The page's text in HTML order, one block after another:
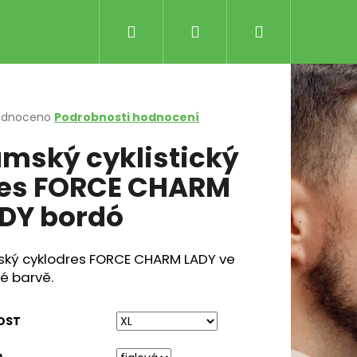
Přihlášení
košík
Podrobnosti hodnocení
cyklistický
FORCE CHARM
bordó
cyklodres FORCE CHARM LADY ve
barvě.
LS ČERNÁ